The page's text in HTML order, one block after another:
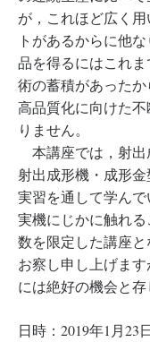
が，これほど広く
トがあるからに他
品を得るにはこれ
術の蓄積があった
高品質化に向けた
りません。
本講座では，射出
射出成形機・成形
実習を通して学んで
実機にじかに触れ
数を限定した講座
お察し申し上げま
には絶好の機会と存
日時：2019年1月23